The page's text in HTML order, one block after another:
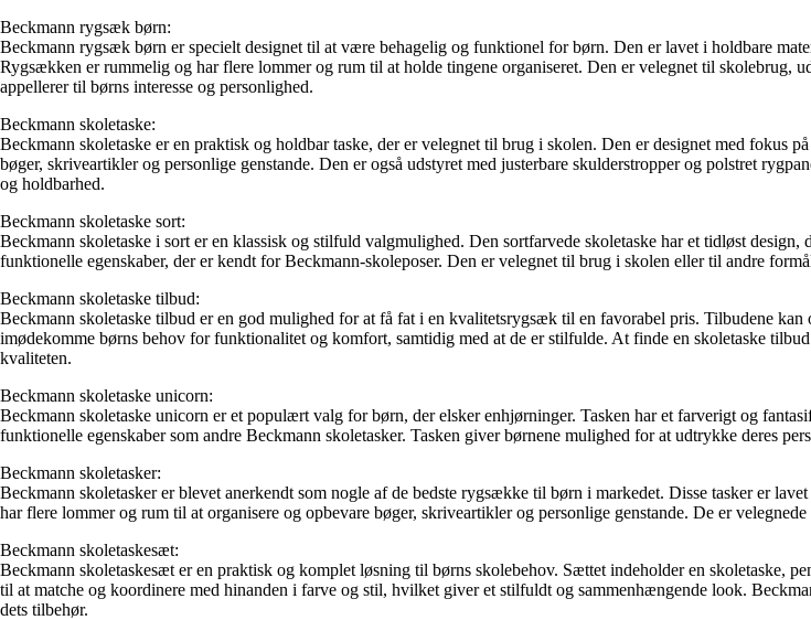
Beckmann rygsæk børn:
Beckmann rygsæk børn er specielt designet til at være behagelig og funktionel for børn. Den er lavet i holdbare
Rygsækken er rummelig og har flere lommer og rum til at holde tingene organiseret. Den er velegnet til
appellerer til børns interesse og personlighed.
Beckmann skoletaske:
Beckmann skoletaske er en praktisk og holdbar taske, der er velegnet til brug i skolen. Den er designet med
bøger, skriveartikler og personlige genstande. Den er også udstyret med justerbare skulderstropper og polstret
og holdbarhed.
Beckmann skoletaske sort:
Beckmann skoletaske i sort er en klassisk og stilfuld valgmulighed. Den sortfarvede skoletaske har et tidløst
funktionelle egenskaber, der er kendt for Beckmann-skoleposer. Den er velegnet til brug i skolen eller til andre
Beckmann skoletaske tilbud:
Beckmann skoletaske tilbud er en god mulighed for at få fat i en kvalitetsrygsæk til en favorabel pris. Tilbudene
imødekomme børns behov for funktionalitet og komfort, samtidig med at de er stilfulde. At finde en skoletaske
kvaliteten.
Beckmann skoletaske unicorn:
Beckmann skoletaske unicorn er et populært valg for børn, der elsker enhjørninger. Tasken har et farverigt og
funktionelle egenskaber som andre Beckmann skoletasker. Tasken giver børnene mulighed for at udtrykke deres
Beckmann skoletasker:
Beckmann skoletasker er blevet anerkendt som nogle af de bedste rygsække til børn i markedet. Disse tasker er
har flere lommer og rum til at organisere og opbevare bøger, skriveartikler og personlige genstande. De er
Beckmann skoletaskesæt:
Beckmann skoletaskesæt er en praktisk og komplet løsning til børns skolebehov. Sættet indeholder en skoletaske,
til at matche og koordinere med hinanden i farve og stil, hvilket giver et stilfuldt og sammenhængende look.
dets tilbehør.